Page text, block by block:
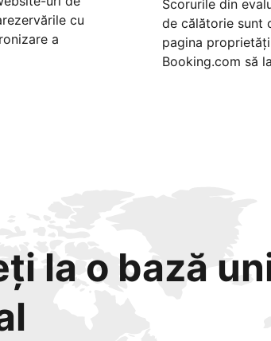
cu
a
Scorurile din
de călătorie sunt
pagina
Booking.com să
la o bază